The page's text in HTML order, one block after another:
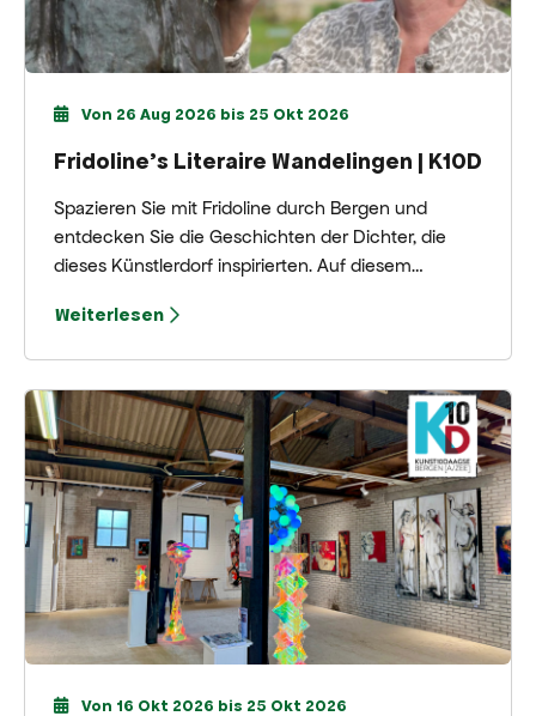
Von 26 Aug 2026 bis 25 Okt 2026
Fridoline’s Literaire Wandelingen | K10D
Spazieren Sie mit Fridoline durch Bergen und
entdecken Sie die Geschichten der Dichter, die
dieses Künstlerdorf inspirierten. Auf diesem
Orte, Lebensgeschichten und Gedichte.
Weiterlesen
Von 16 Okt 2026 bis 25 Okt 2026